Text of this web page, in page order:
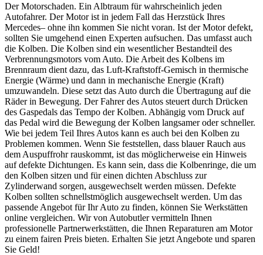
Der Motorschaden. Ein Albtraum für wahrscheinlich jeden
Autofahrer. Der Motor ist in jedem Fall das Herzstück Ihres
Mercedes– ohne ihn kommen Sie nicht voran. Ist der Motor defekt,
sollten Sie umgehend einen Experten aufsuchen. Das umfasst auch
die Kolben. Die Kolben sind ein wesentlicher Bestandteil des
Verbrennungsmotors vom Auto. Die Arbeit des Kolbens im
Brennraum dient dazu, das Luft-Kraftstoff-Gemisch in thermische
Energie (Wärme) und dann in mechanische Energie (Kraft)
umzuwandeln. Diese setzt das Auto durch die Übertragung auf die
Räder in Bewegung. Der Fahrer des Autos steuert durch Drücken
des Gaspedals das Tempo der Kolben. Abhängig vom Druck auf
das Pedal wird die Bewegung der Kolben langsamer oder schneller.
Wie bei jedem Teil Ihres Autos kann es auch bei den Kolben zu
Problemen kommen. Wenn Sie feststellen, dass blauer Rauch aus
dem Auspuffrohr rauskommt, ist das möglicherweise ein Hinweis
auf defekte Dichtungen. Es kann sein, dass die Kolbenringe, die um
den Kolben sitzen und für einen dichten Abschluss zur
Zylinderwand sorgen, ausgewechselt werden müssen. Defekte
Kolben sollten schnellstmöglich ausgewechselt werden. Um das
passende Angebot für Ihr Auto zu finden, können Sie Werkstätten
online vergleichen. Wir von Autobutler vermitteln Ihnen
professionelle Partnerwerkstätten, die Ihnen Reparaturen am Motor
zu einem fairen Preis bieten. Erhalten Sie jetzt Angebote und sparen
Sie Geld!